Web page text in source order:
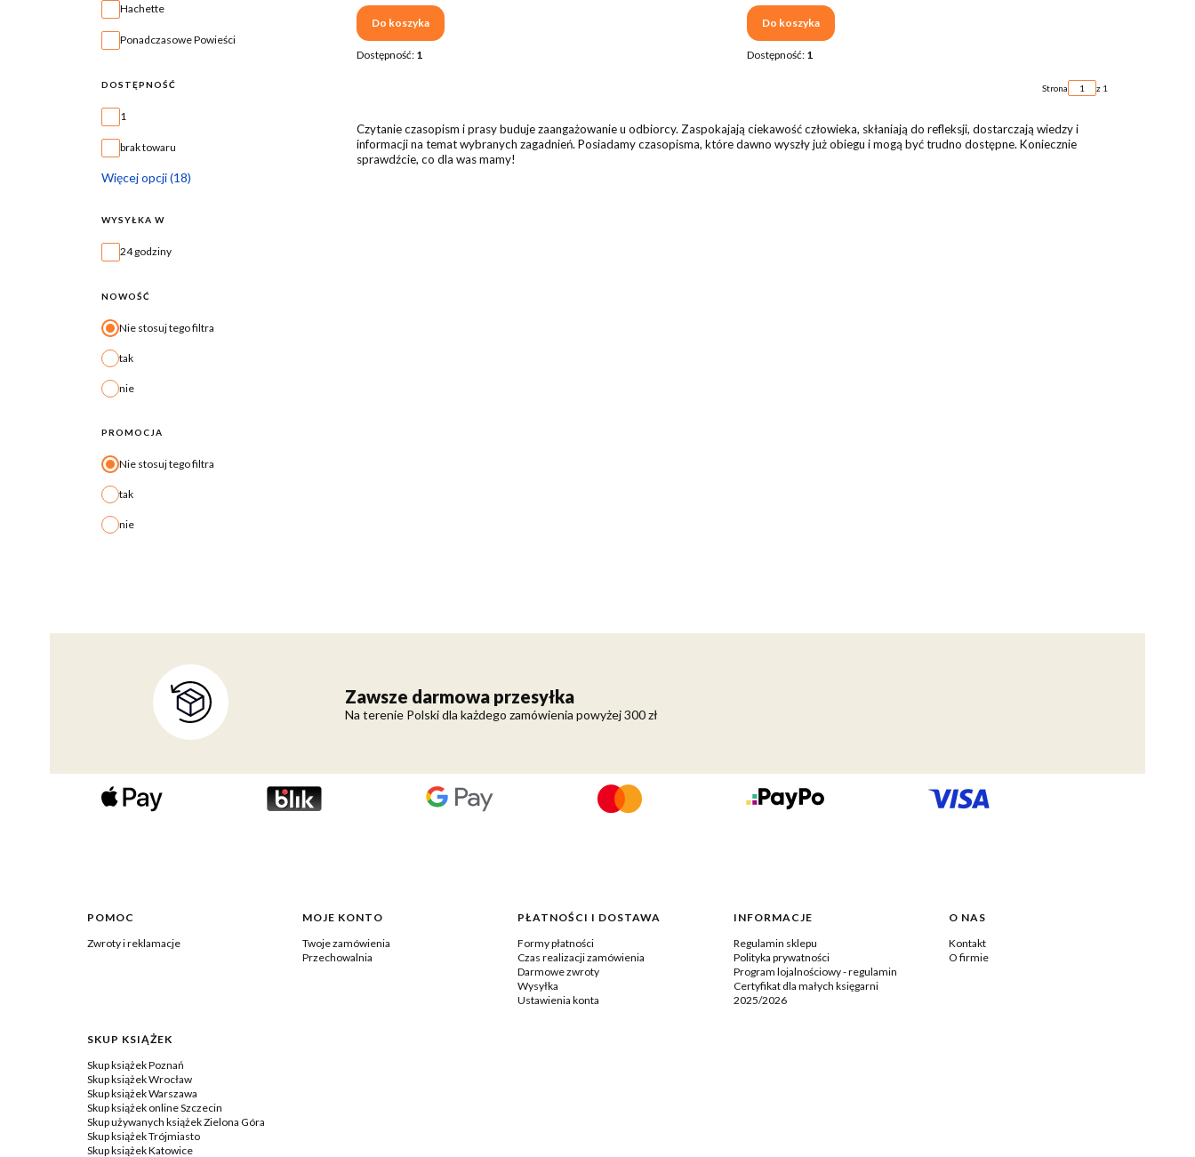
Hachette
Ponadczasowe Powieści
DOSTĘPNOŚĆ
Dostępność
1
brak towaru
Więcej opcji (18)
WYSYŁKA W
Wysyłka w
24 godziny
NOWOŚĆ
Nie stosuj tego filtra
tak
nie
PROMOCJA
Nie stosuj tego filtra
tak
nie
Do koszyka
Dostępność: 1
Do koszyka
Dostępność: 1
Strona z 1
Czytanie czasopism i prasy buduje zaangażowanie u odbiorcy. Zaspokajają ciekawość człowieka, skłaniają do refleksji, dostarczają wiedzy i
informacji na temat wybranych zagadnień. Posiadamy czasopisma, które dawno wyszły już obiegu i mogą być trudno dostępne. Koniecznie
sprawdźcie, co dla was mamy!
Zawsze darmowa przesyłka
Na terenie Polski dla każdego zamówienia powyżej 300 zł
Linki w stopce
POMOC
Zwroty i reklamacje
MOJE KONTO
Twoje zamówienia
Przechowalnia
PŁATNOŚCI I DOSTAWA
Formy płatności
Czas realizacji zamówienia
Darmowe zwroty
Wysyłka
Ustawienia konta
INFORMACJE
Regulamin sklepu
Polityka prywatności
Program lojalnościowy - regulamin
Certyfikat dla małych księgarni
2025/2026
O NAS
Kontakt
O firmie
SKUP KSIĄŻEK
Skup książek Poznań
Skup książek Wrocław
Skup książek Warszawa
Skup książek online Szczecin
Skup używanych książek Zielona Góra
Skup książek Trójmiasto
Skup książek Katowice